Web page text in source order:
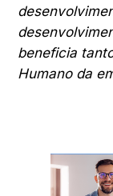
beneficia
Humano da